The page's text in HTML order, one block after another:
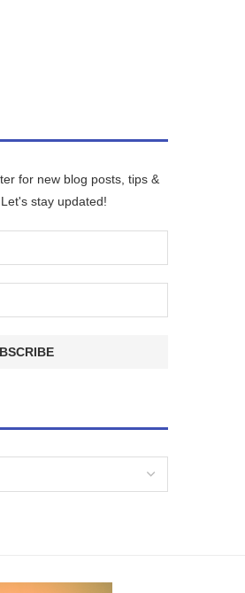
for new blog posts, tips &
stay updated!